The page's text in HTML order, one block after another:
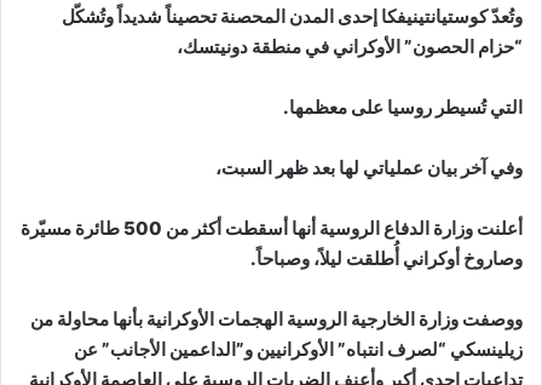
وتُعدّ كوستيانتينيفكا إحدى المدن المحصنة تحصيناً شديداً وتُشكّل
“حزام الحصون” الأوكراني في منطقة دونيتسك،
التي تُسيطر روسيا على معظمها.
وفي آخر بيان عملياتي لها بعد ظهر السبت،
أعلنت وزارة الدفاع الروسية أنها أسقطت أكثر من 500 طائرة مسيّرة
وصاروخ أوكراني أُطلقت ليلاً، وصباحاً.
ووصفت وزارة الخارجية الروسية الهجمات الأوكرانية بأنها محاولة من
زيلينسكي “لصرف انتباه” الأوكرانيين و”الداعمين الأجانب” عن
تداعيات إحدى أكبر وأعنف الضربات الروسية على العاصمة الأوكرانية